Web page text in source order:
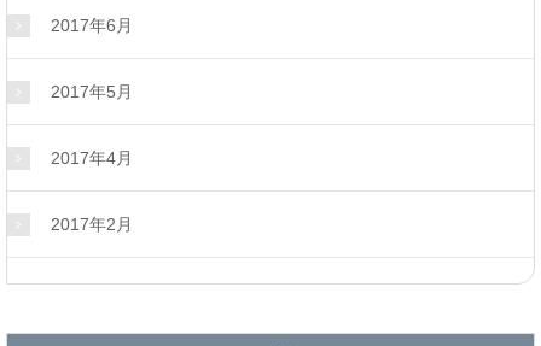
2017年6月
2017年5月
2017年4月
2017年2月